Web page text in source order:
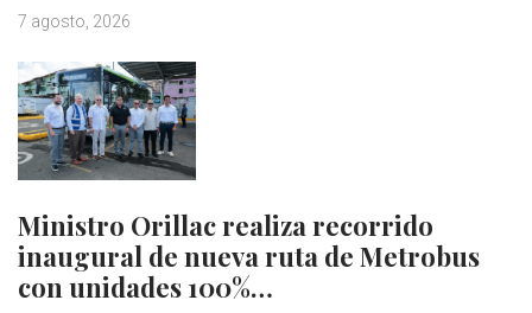
7 agosto, 2026
Ministro Orillac realiza recorrido
inaugural de nueva ruta de Metrobus
con unidades 100%…